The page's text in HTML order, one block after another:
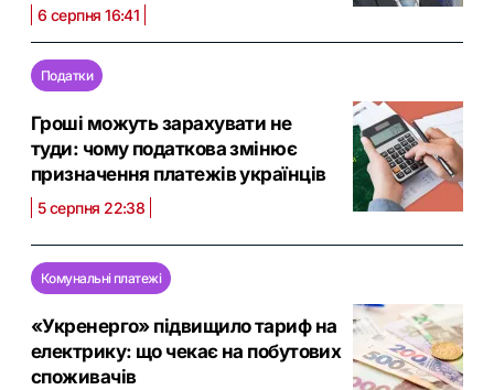
6 серпня 16:41
Податки
Гроші можуть зарахувати не
туди: чому податкова змінює
призначення платежів українців
5 серпня 22:38
Комунальні платежі
«Укренерго» підвищило тариф на
електрику: що чекає на побутових
споживачів